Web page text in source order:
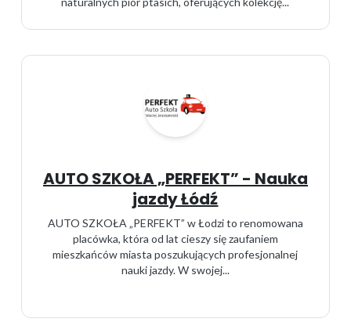
AUTO SZKOŁA „PERFEKT” - Nauka
jazdy Łódź
AUTO SZKOŁA „PERFEKT” w Łodzi to renomowana
placówka, która od lat cieszy się zaufaniem
mieszkańców miasta poszukujących profesjonalnej
nauki jazdy. W swojej...